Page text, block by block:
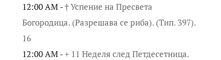
12:00 AM -† Успение на Пресвета
Богородица. (Разрешава се риба). (Тип. 397).
16
12:00 AM -+ 11 Неделя след Петдесетница.